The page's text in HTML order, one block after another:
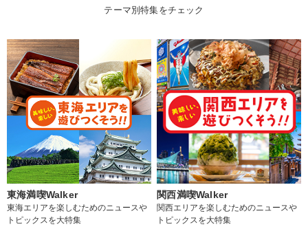
テーマ別特集をチェック
東海満喫Walker
東海エリアを楽しむためのニュースや
トピックスを大特集
関西満喫Walker
関西エリアを楽しむためのニュースや
トピックスを大特集